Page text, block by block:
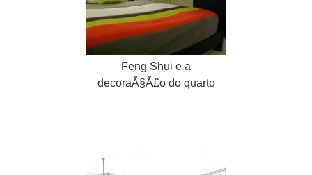
Feng Shui e a
decoraÃ§Ã£o do quarto